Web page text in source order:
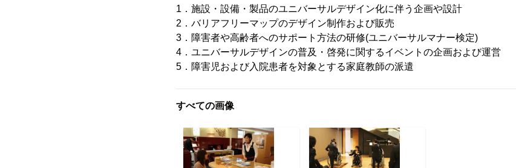
1．施設・設備・製品のユニバーサルデザイン化に伴う企画や設計
2．バリアフリーマップのデザイン制作および販売
3．障害者や高齢者へのサポート方法の研修(ユニバーサルマナー検定)
4．ユニバーサルデザインの普及・啓発に関するイベントの企画および運営
5．障害児および入院患者を対象とする家庭教師の派遣
すべての画像